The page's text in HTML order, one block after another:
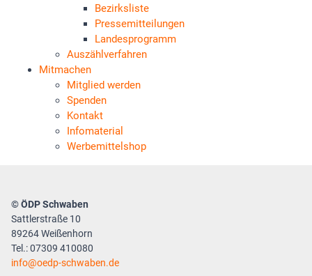
Bezirksliste
Pressemitteilungen
Landesprogramm
Auszählverfahren
Mitmachen
Mitglied werden
Spenden
Kontakt
Infomaterial
Werbemittelshop
© ÖDP Schwaben
Sattlerstraße 10
89264 Weißenhorn
Tel.: 07309 410080
info
oedp-schwaben.de